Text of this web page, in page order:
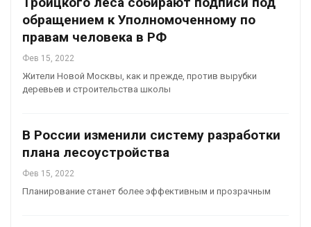
обращением к Уполномоченному по
правам человека в РФ
Фев 15, 2022
Жители Новой Москвы, как и прежде, против вырубки
деревьев и строительства школы
В России изменили систему разработки
плана лесоустройства
Фев 15, 2022
Планирование станет более эффективным и прозрачным